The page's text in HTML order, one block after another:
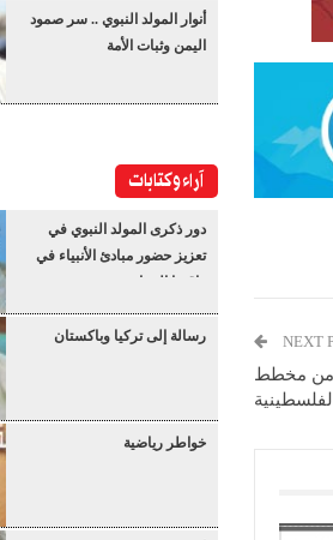
NEXT
من مخطط
أنوار المولد النبوي .. سر صمود
اليمن وثبات الأمة
آراء وكتابات
دور ذكرى المولد النبوي في
تعزيز حضور مبادئ الأنبياء في
واقعنا المعاصر
رسالة إلى تركيا وباكستان
خواطر رياضية